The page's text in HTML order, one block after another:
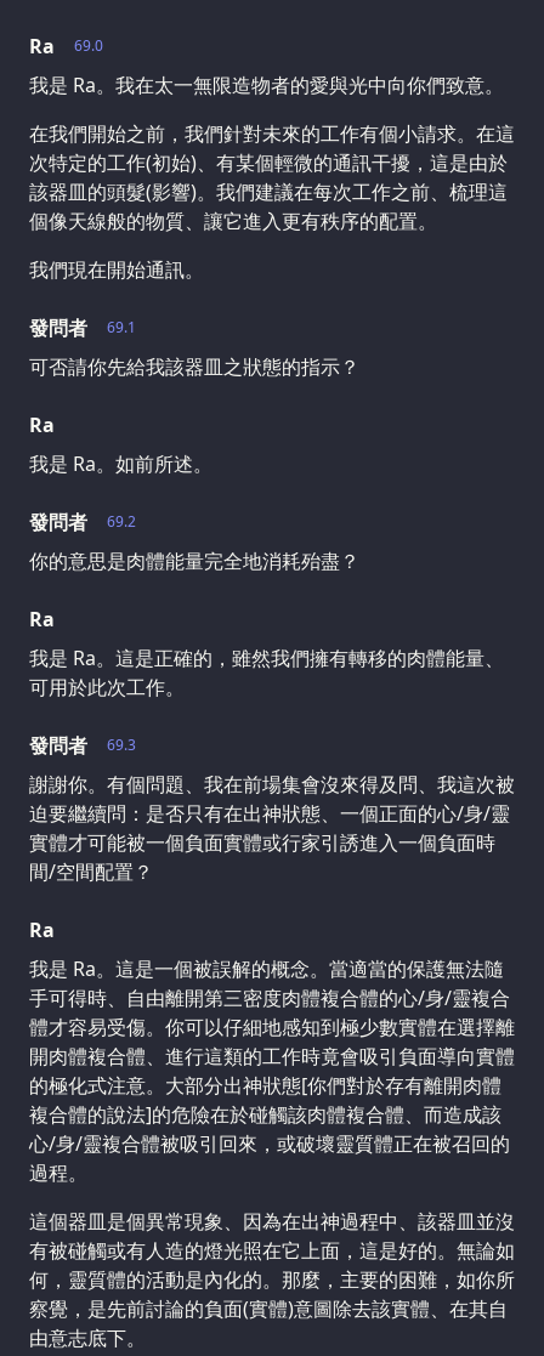
69.0
Ra
我是 Ra。我在太一無限造物者的愛與光中向你們致意。
在我們開始之前，我們針對未來的工作有個小請求。在這
次特定的工作(初始)、有某個輕微的通訊干擾，這是由於
該器皿的頭髮(影響)。我們建議在每次工作之前、梳理這
個像天線般的物質、讓它進入更有秩序的配置。
我們現在開始通訊。
69.1
發問者
可否請你先給我該器皿之狀態的指示？
Ra
我是 Ra。如前所述。
69.2
發問者
你的意思是肉體能量完全地消耗殆盡？
Ra
我是 Ra。這是正確的，雖然我們擁有轉移的肉體能量、
可用於此次工作。
69.3
發問者
謝謝你。有個問題、我在前場集會沒來得及問、我這次被
迫要繼續問：是否只有在出神狀態、一個正面的心/身/靈
實體才可能被一個負面實體或行家引誘進入一個負面時
間/空間配置？
Ra
我是 Ra。這是一個被誤解的概念。當適當的保護無法隨
手可得時、自由離開第三密度肉體複合體的心/身/靈複合
體才容易受傷。你可以仔細地感知到極少數實體在選擇離
開肉體複合體、進行這類的工作時竟會吸引負面導向實體
的極化式注意。大部分出神狀態[你們對於存有離開肉體
複合體的說法]的危險在於碰觸該肉體複合體、而造成該
心/身/靈複合體被吸引回來，或破壞靈質體正在被召回的
過程。
這個器皿是個異常現象、因為在出神過程中、該器皿並沒
有被碰觸或有人造的燈光照在它上面，這是好的。無論如
何，靈質體的活動是內化的。那麼，主要的困難，如你所
察覺，是先前討論的負面(實體)意圖除去該實體、在其自
由意志底下。